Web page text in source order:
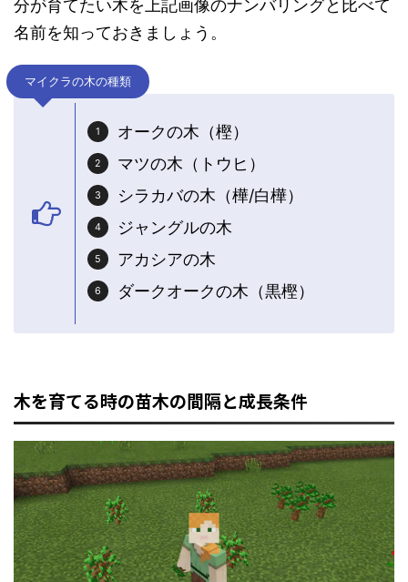
分が育てたい木を上記画像のナンバリングと比べて
名前を知っておきましょう。
マイクラの木の種類
オークの木（樫）
マツの木（トウヒ）
シラカバの木（樺/白樺）
ジャングルの木
アカシアの木
ダークオークの木（黒樫）
木を育てる時の苗木の間隔と成長条件